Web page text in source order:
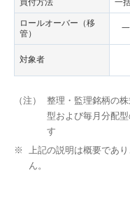
買付方法 一
ロールオーバー（移
管）
対象者
（注）
整理・監理銘柄の
型および毎月分配
す
※
上記の説明は概要であ
ん。